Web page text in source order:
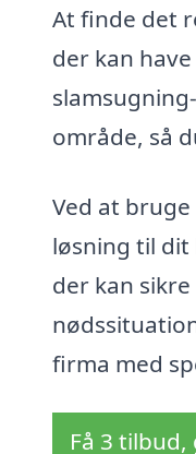
At finde det
der kan
område, så
Ved at
løsning til
der kan
firma med
Få 3